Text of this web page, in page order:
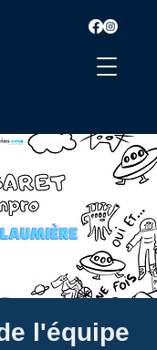
l'équipe